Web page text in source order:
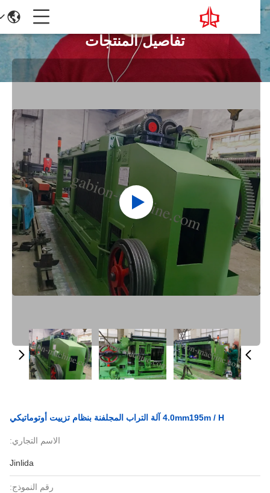
تفاصيل المنتجات
4.0mm195m / H آلة التراب المجلفنة بنظام تزييت أوتوماتيكي
الاسم التجاري:
Jinlida
رقم النموذج: